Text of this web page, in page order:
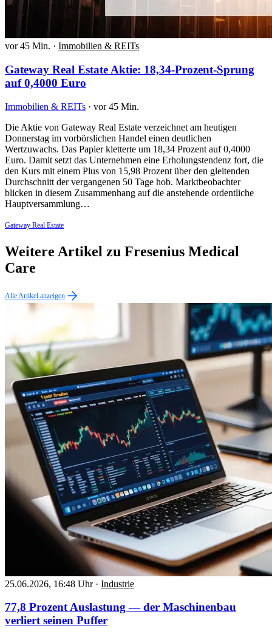
vor 45 Min. · Immobilien & REITs
Gateway Real Estate Aktie: 18,34-Prozent-Sprung
auf 0,4000 Euro
Immobilien & REITs · vor 45 Min.
Die Aktie von Gateway Real Estate verzeichnet am heutigen
Donnerstag im vorbörslichen Handel einen deutlichen
Wertzuwachs. Das Papier kletterte um 18,34 Prozent auf 0,4000
Euro. Damit setzt das Unternehmen eine Erholungstendenz fort, die
den Kurs mit einem Plus von 15,98 Prozent über den gleitenden
Durchschnitt der vergangenen 50 Tage hob. Marktbeobachter
blicken in diesem Zusammenhang auf die anstehende ordentliche
Hauptversammlung…
Gateway Real Estate
Weitere Artikel zu Fresenius Medical
Care
Alle Artikel anzeigen
25.06.2026, 16:48 Uhr · Industrie
77,8 Prozent Auslastung — der Maschinenbau
verliert seinen Puffer